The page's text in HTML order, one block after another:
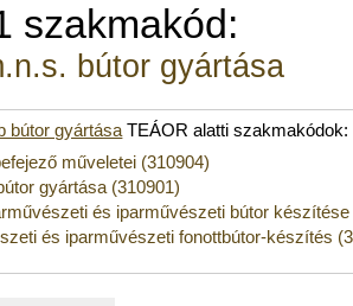
szakmakód:
bútor gyártása
bútor gyártása TEÁOR alatti szakmakódok:
műveletei (310904)
gyártása (310901)
és iparművészeti bútor
és iparművészeti fonottbútor-készítés